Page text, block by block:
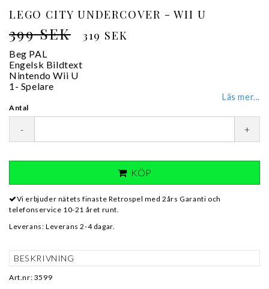
LEGO CITY UNDERCOVER - WII U
399 SEK 319 SEK
Beg PAL
Engelsk Bildtext
Nintendo Wii U
1- Spelare
Läs mer...
Antal
- +
KÖP
Vi erbjuder nätets finaste Retrospel med 2års Garanti och
telefonservice 10-21 året runt.
Leverans: Leverans 2-4 dagar.
BESKRIVNING
Art.nr: 3599